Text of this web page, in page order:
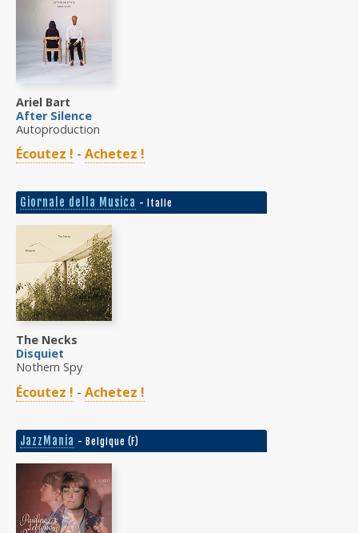
Ariel Bart
After Silence
Autoproduction
Écoutez ! - Achetez !
Giornale della Musica - Italie
The Necks
Disquiet
Nothern Spy
Écoutez ! - Achetez !
JazzMania - Belgique (F)